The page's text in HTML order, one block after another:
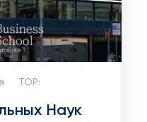
TOP:
Наук